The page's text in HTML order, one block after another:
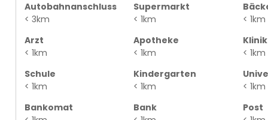
Autobahnanschluss
< 3km
Supermarkt
< 1km
< 1km
Arzt
< 1km
Apotheke
< 1km
Klinik
< 1km
Schule
< 1km
Kindergarten
< 1km
< 1km
Bankomat
Bank
Post